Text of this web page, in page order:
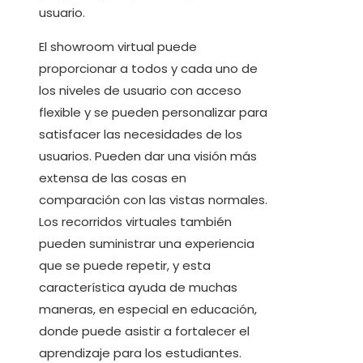
usuario.
El showroom virtual puede
proporcionar a todos y cada uno de
los niveles de usuario con acceso
flexible y se pueden personalizar para
satisfacer las necesidades de los
usuarios. Pueden dar una visión más
extensa de las cosas en
comparación con las vistas normales.
Los recorridos virtuales también
pueden suministrar una experiencia
que se puede repetir, y esta
característica ayuda de muchas
maneras, en especial en educación,
donde puede asistir a fortalecer el
aprendizaje para los estudiantes.